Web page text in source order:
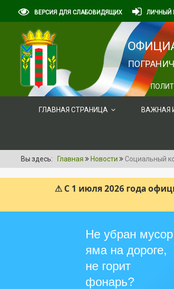
ВЕРСИЯ ДЛЯ СЛАБОВИДЯЩИХ ЛИЧНЫЙ
ГЛАВНАЯ СТРАНИЦА ВАЖНАЯ
Вы здесь: Главная Новости Социальный
⚠ С 1 июля 2026 года
Не убран
яма на дороге,
не горит
фонарь?